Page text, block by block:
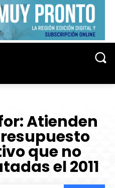
Atienden
que no
el 2011